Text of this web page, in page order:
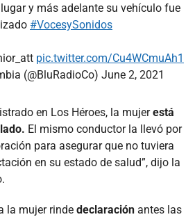
y más adelante su vehículo fue
#VocesySonidos
pic.twitter.com/Cu4WCmuAh1
(@BluRadioCo) June 2, 2021
en Los Héroes, la mujerestá
El mismo conductor la llevó por
para asegurar que no tuviera
en su estado de salud”, dijo la
la mujer rinde declaración antes las